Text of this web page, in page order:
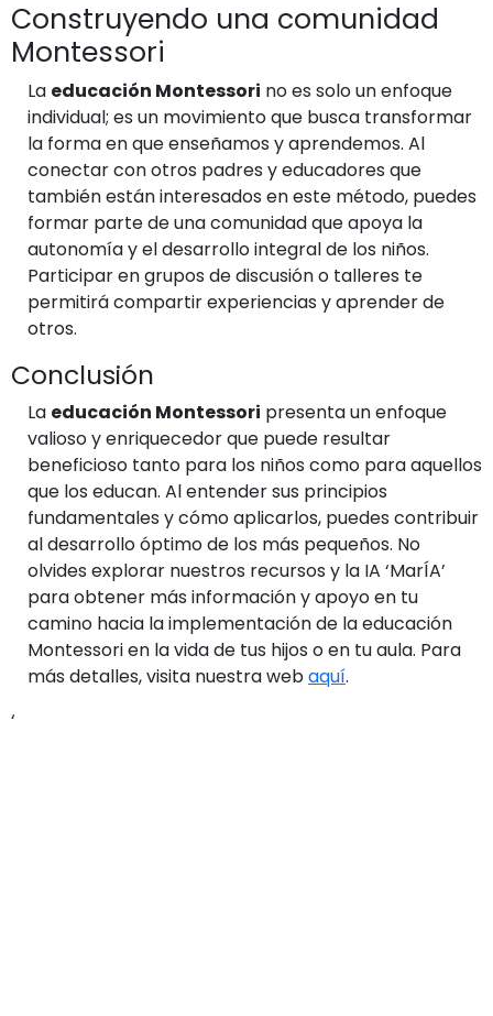
Construyendo una comunidad
Montessori
La educación Montessori no es solo un enfoque
individual; es un movimiento que busca transformar
la forma en que enseñamos y aprendemos. Al
conectar con otros padres y educadores que
también están interesados en este método, puedes
formar parte de una comunidad que apoya la
autonomía y el desarrollo integral de los niños.
Participar en grupos de discusión o talleres te
permitirá compartir experiencias y aprender de
otros.
Conclusión
La educación Montessori presenta un enfoque
valioso y enriquecedor que puede resultar
beneficioso tanto para los niños como para aquellos
que los educan. Al entender sus principios
fundamentales y cómo aplicarlos, puedes contribuir
al desarrollo óptimo de los más pequeños. No
olvides explorar nuestros recursos y la IA ‘MarÍA’
para obtener más información y apoyo en tu
camino hacia la implementación de la educación
Montessori en la vida de tus hijos o en tu aula. Para
más detalles, visita nuestra webaquí.
‘